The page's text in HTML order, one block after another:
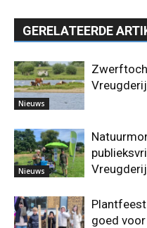
GERELATEERDE
Nieuws
Nieuws
goed